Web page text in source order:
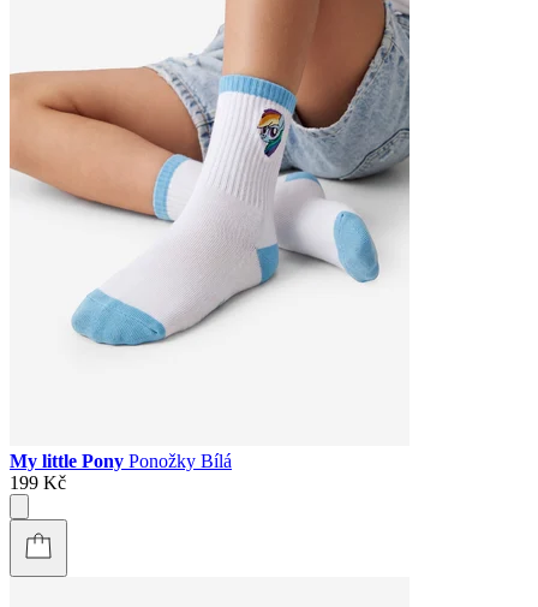
My little Pony Ponožky Bílá
199 Kč